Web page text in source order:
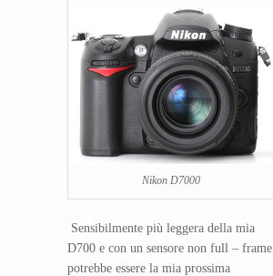
Nikon D7000
Sensibilmente più leggera della mia
D700 e con un sensore non full – frame
potrebbe essere la mia prossima